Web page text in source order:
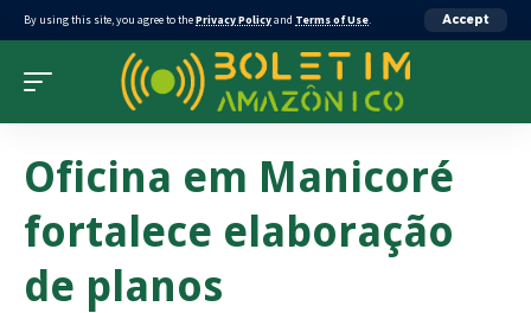
By using this site, you agree to thePrivacy Policyand Terms of Use. Accept
Oficina em Manicoré
fortalece elaboração
de planos